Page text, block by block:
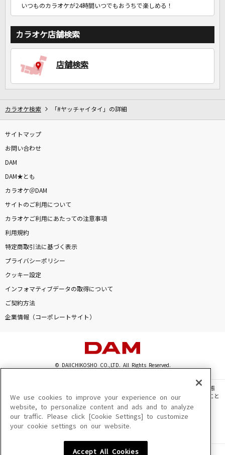
いつものカラオケが24時間いつでもおうちで楽しめる！
カラオケ店舗検索
店舗検索
カラオケ検索 「#ヤッチャイタイ」の詳細
サイトマップ
お問い合わせ
DAM
DAM★とも
カラオケ＠DAM
サイトのご利用について
カラオケご利用にあたっての注意事項
利用規約
特定商取引法に基づく表示
プライバシーポリシー
クッキー設定
インフォマティブデータの取得について
ご契約方法
企業情報（コーポレートサイト）
© DAIICHIKOSHO CO.,LTD. All Rights Reserved.
このサイトに掲載されている一切の文章・画像・写真・動画・音声等を、手段や形態
を問わず、著作権法の定める範囲を超えて無断で複製、転載、ファイル化などすること
を禁じます。
楽曲及びコンテンツは、機種によりご利用いただけない場合があります。
楽曲及びコンテンツの配信日、配信内容が変更になる場合があります。
We use cookies to improve your experience on our
website, to personalize content and ads and to analyze
our traffic. Please click [Cookie Settings] to customize
your cookie settings on our website.
Accept All Cookies